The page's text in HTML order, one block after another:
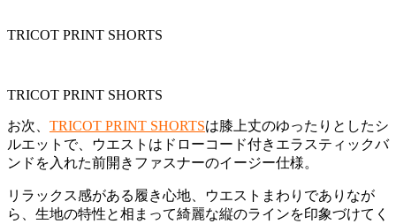
TRICOT PRINT SHORTS
TRICOT PRINT SHORTS
お次、 TRICOT PRINT SHORTSは膝上丈のゆったりとしたシ
ルエットで、ウエストはドローコード付きエラスティックバ
ンドを入れた前開きファスナーのイージー仕様。
リラックス感がある履き心地、ウエストまわりでありなが
ら、生地の特性と相まって綺麗な縦のラインを印象づけてく